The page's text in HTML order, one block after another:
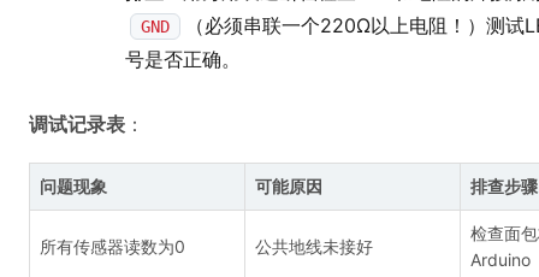
GND
（必须串联一个220Ω以上电阻！）测试
号是否正确。
调试记录表 ：
问题现象 可能原因 排查步骤
所有传感器读数为0 公共地线未接好
检查面
Arduino